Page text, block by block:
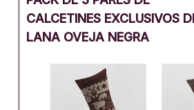
CALCETINES EXCLUSIVOS
LANA OVEJA NEGRA